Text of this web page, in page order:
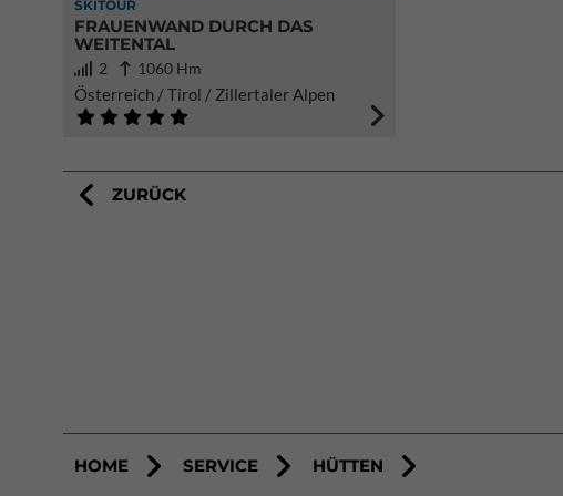
SKITOUR
FRAUENWAND DURCH DAS
WEITENTAL
2 1060 Hm
Österreich / Tirol / Zillertaler Alpen
ZURÜCK
HOME SERVICE HÜTTEN